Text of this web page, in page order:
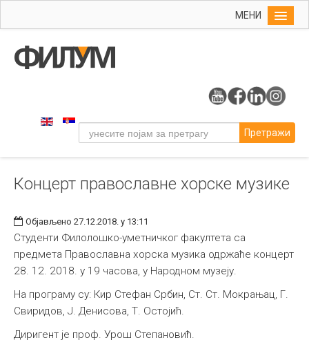
МЕНИ
Упис
Уметност
Музичка уметност
Галерија
Издаваштво
Међународна
Претражи
Концерт православне хорске музике
Објављено 27.12.2018. у 13:11
Студенти Филолошко-уметничког факултета са
предмета Православна хорска музика одржаће концерт
28. 12. 2018. у 19 часова, у Народном музеју.
На програму су: Кир Стефан Србин, Ст. Ст. Мокрањац, Г.
Свиридов, Ј. Денисова, Т. Остојић.
Диригент је проф. Урош Степановић.